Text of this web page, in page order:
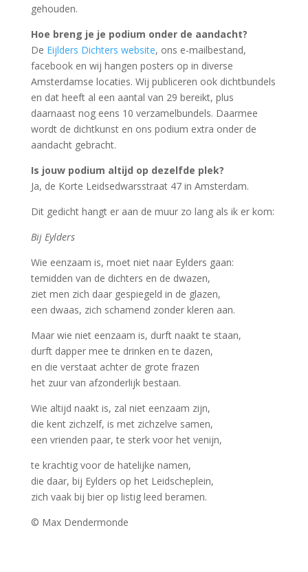
gehouden.
Hoe breng je je podium onder de aandacht?
De Eijlders Dichters website, ons e-mailbestand,
facebook en wij hangen posters op in diverse
Amsterdamse locaties. Wij publiceren ook dichtbundels
en dat heeft al een aantal van 29 bereikt, plus
daarnaast nog eens 10 verzamelbundels. Daarmee
wordt de dichtkunst en ons podium extra onder de
aandacht gebracht.
Is jouw podium altijd op dezelfde plek?
Ja, de Korte Leidsedwarsstraat 47 in Amsterdam.
Dit gedicht hangt er aan de muur zo lang als ik er kom:
Bij Eylders
Wie eenzaam is, moet niet naar Eylders gaan:
temidden van de dichters en de dwazen,
ziet men zich daar gespiegeld in de glazen,
een dwaas, zich schamend zonder kleren aan.
Maar wie niet eenzaam is, durft naakt te staan,
durft dapper mee te drinken en te dazen,
en die verstaat achter de grote frazen
het zuur van afzonderlijk bestaan.
Wie altijd naakt is, zal niet eenzaam zijn,
die kent zichzelf, is met zichzelve samen,
een vrienden paar, te sterk voor het venijn,
te krachtig voor de hatelijke namen,
die daar, bij Eylders op het Leidscheplein,
zich vaak bij bier op listig leed beramen.
© Max Dendermonde